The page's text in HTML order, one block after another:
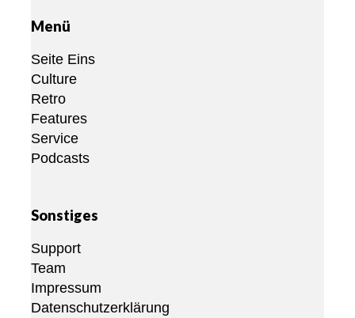
Menü
Seite Eins
Culture
Retro
Features
Service
Podcasts
Sonstiges
Support
Team
Impressum
Datenschutzerklärung